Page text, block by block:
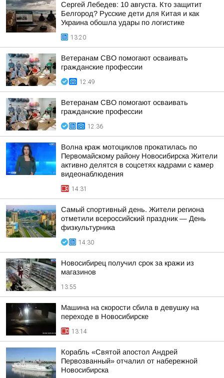
Сергей Лебедев: 10 августа. Кто защитит
Белгород? Русские дети для Китая и как
Украина обошла удары по логистике
13:20
Ветеранам СВО помогают осваивать
гражданские профессии
12:49
Ветеранам СВО помогают осваивать
гражданские профессии
12:36
Волна краж мотоциклов прокатилась по
Первомайскому району Новосибирска Жители
активно делятся в соцсетях кадрами с камер
видеонаблюдения
14:31
Самый спортивный день. Жители региона
отметили всероссийский праздник — День
физкультурника
14:30
Новосибирец получил срок за кражи из
магазинов
13:55
Машина на скорости сбила в девушку на
переходе в Новосибирске
13:14
Корабль «Святой апостол Андрей
Первозванный» отчалил от набережной
Новосибирска